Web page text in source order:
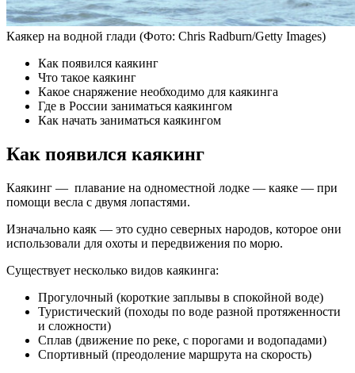
Каякер на водной глади (Фото: Chris Radburn/Getty Images)
Как появился каякинг
Что такое каякинг
Какое снаряжение необходимо для каякинга
Где в России заниматься каякингом
Как начать заниматься каякингом
Как появился каякинг
Каякинг — плавание на одноместной лодке — каяке — при
помощи весла с двумя лопастями.
Изначально каяк — это судно северных народов, которое они
использовали для охоты и передвижения по морю.
Существует несколько видов каякинга:
Прогулочный (короткие заплывы в спокойной воде)
Туристический (походы по воде разной протяженности
и сложности)
Сплав (движение по реке, с порогами и водопадами)
Спортивный (преодоление маршрута на скорость)